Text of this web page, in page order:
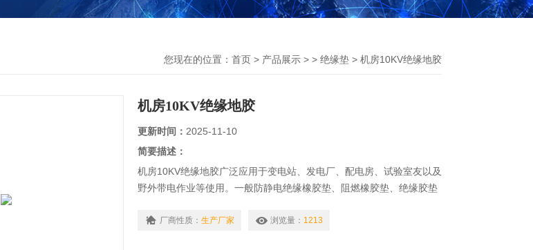
您现在的位置： 首页 > 产品展示 > > 绝缘垫 > 机房10KV绝缘地胶
机房10KV绝缘地胶
更新时间： 2025-11-10
简要描述：
机房10KV绝缘地胶广泛应用于变电站、发电厂、配电房、试验室友以及
野外带电作业等使用。一般防静电绝缘橡胶垫、阻燃橡胶垫、绝缘胶垫
避免受酸碱和油的污染，不要露天防止避免阳光直射。
厂商性质： 生产厂家 浏览量： 1213